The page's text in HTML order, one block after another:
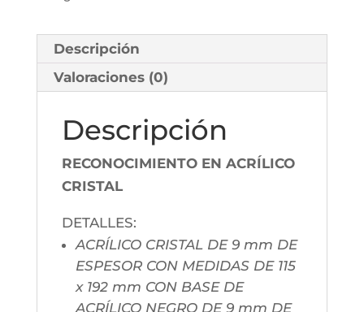
Descripción
Valoraciones (0)
Descripción
RECONOCIMIENTO EN ACRÍLICO
CRISTAL
DETALLES:
ACRÍLICO CRISTAL DE 9 mm DE
ESPESOR CON MEDIDAS DE 115
x 192 mm CON BASE DE
ACRÍLICO NEGRO DE 9 mm DE